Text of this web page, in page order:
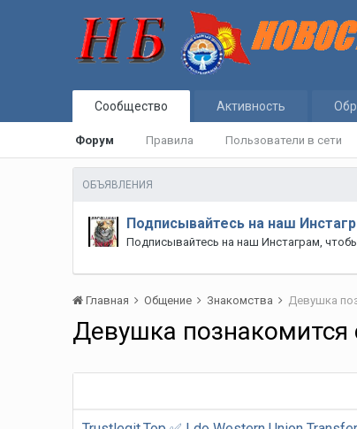
Сообщество
Форум Правила Пользователи в сети
Активность
ОБЪЯВЛЕНИЯ
Подписывайтесь на наш
Подписывайтесь на наш Инстаграм,
Главная Общение Знакомства Девушка
Девушка познакомится